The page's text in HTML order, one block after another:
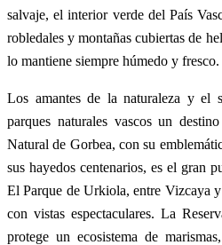
salvaje, el interior verde del País
robledales y montañas cubiertas de
lo mantiene siempre húmedo y fresco.
Los amantes de la naturaleza y el
parques naturales vascos un
Natural de Gorbea, con su
sus hayedos centenarios, es el gran
El Parque de Urkiola, entre Vizcaya
con vistas espectaculares. La
protege un ecosistema de